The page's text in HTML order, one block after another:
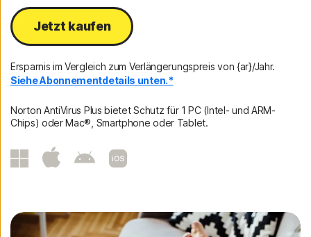
Jetzt kaufen
Ersparnis im Vergleich zum Verlängerungspreis von {ar}/Jahr.
Siehe Abonnementdetails unten.*
Norton AntiVirus Plus bietet Schutz für 1 PC (Intel- und ARM-
Chips) oder Mac®, Smartphone oder Tablet.